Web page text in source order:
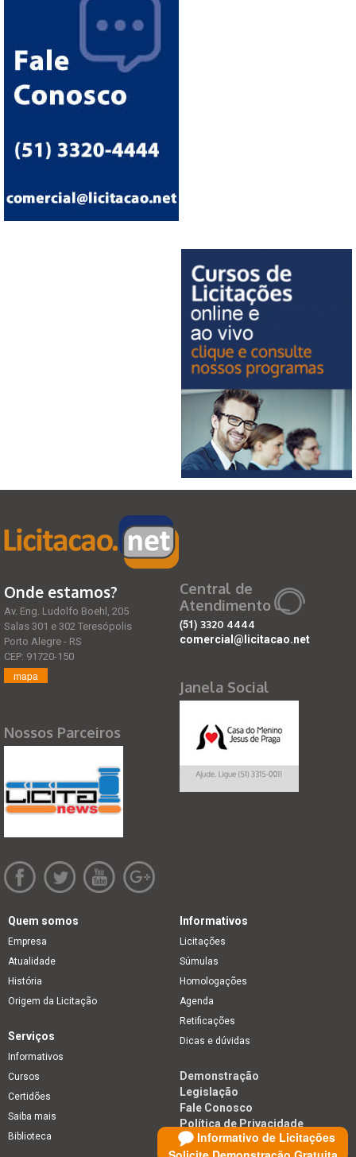
Informativo de Licitações
Onde estamos?
Av. Eng. Ludolfo Boehl, 205
Salas 301 e 302 Teresópolis
Porto Alegre - RS
CEP: 91720-150
mapa
Nossos Parceiros
Central de
Atendimento
(51) 3320 4444
comercial@licitacao.net
Janela Social
Quem somos
Empresa
Atualidade
História
Origem da Licitação
Informativos
Licitações
Súmulas
Homologações
Agenda
Retificações
Dicas e dúvidas
Serviços
Informativos
Cursos
Certidões
Saiba mais
Biblioteca
Demonstração
Legislação
Fale Conosco
Política de Privacidade